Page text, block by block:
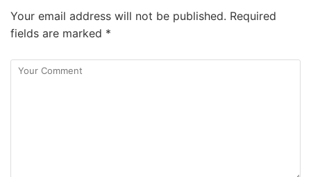
Your email address will not be published. Required
fields are marked *